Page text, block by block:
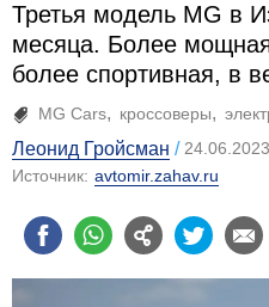
Третья модель MG в
месяца. Более
более спортивная, в
MG Cars кроссоверы
Леонид Гройсман
24.06.2023
Источник: avtomir.zahav.ru